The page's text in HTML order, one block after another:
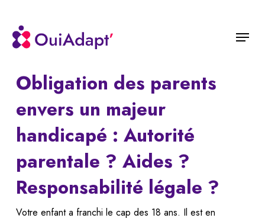
main
content
Menu
Obligation des parents
envers un majeur
handicapé : Autorité
parentale ? Aides ?
Responsabilité légale ?
Votre enfant a franchi le cap des 18 ans. Il est en